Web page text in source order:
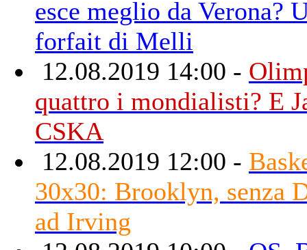
esce meglio da Verona?
forfait di Melli
12.08.2019 14:00 -
quattro i mondialisti? E
CSKA
12.08.2019 12:00 -
30x30: Brooklyn, senza
ad Irving